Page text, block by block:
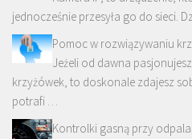
jednocześnie przesyła go do sieci.
Pomoc w rozwiązywaniu
Jeżeli od dawna
krzyżówek, to doskonale zdajesz
potrafi …
Kontrolki gasną przy